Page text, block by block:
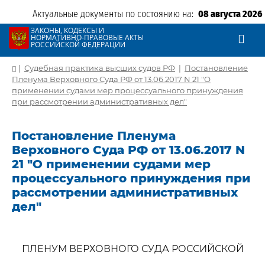
Актуальные документы по состоянию на: 08 августа 2026
ЗАКОНЫ, КОДЕКСЫ И
НОРМАТИВНО-ПРАВОВЫЕ АКТЫ
РОССИЙСКОЙ ФЕДЕРАЦИИ
| Судебная практика высших судов РФ | Постановление
Пленума Верховного Суда РФ от 13.06.2017 N 21 "О
применении судами мер процессуального принуждения
при рассмотрении административных дел"
Постановление Пленума
Верховного Суда РФ от 13.06.2017 N
21 "О применении судами мер
процессуального принуждения при
рассмотрении административных
дел"
ПЛЕНУМ ВЕРХОВНОГО СУДА РОССИЙСКОЙ